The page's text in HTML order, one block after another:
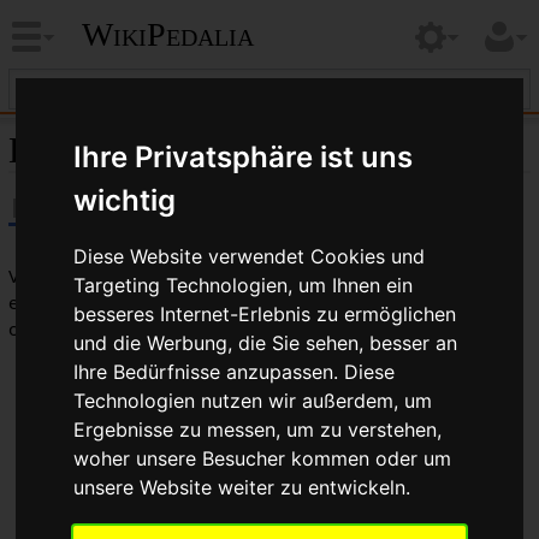
Ihre Privatsphäre ist uns
wichtig
Diese Website verwendet Cookies und
Targeting Technologien, um Ihnen ein
besseres Internet-Erlebnis zu ermöglichen
und die Werbung, die Sie sehen, besser an
Ihre Bedürfnisse anzupassen. Diese
Technologien nutzen wir außerdem, um
Ergebnisse zu messen, um zu verstehen,
woher unsere Besucher kommen oder um
unsere Website weiter zu entwickeln.
WikiPedalia
Double Groove Lenker
Viele Rennradlenker
(Dropbars) moderner Bauart haben
eine oder zwei Führungsrillen in der gebogenen Sektion
oberhalb der Bremsgriffe.
Bei einer Führungsrille spricht man vonSingle Groove
Lenkern. Hier verläuft die Rille am Innenbogen des
Lenkers und soll die Bremszüge, die vom
Aerobremshebeloder kommen, aufnehmen.
Bei zwei Führungsrillen spricht man vonDouble Groove